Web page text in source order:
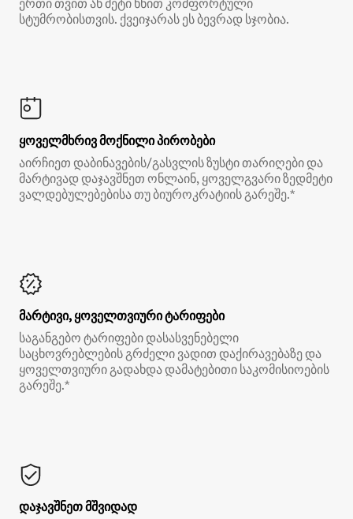
ერთი თვით ან მეტი ხნით კომფორტული
სტუმრობისთვის. ქვეიჯარას ეს ბევრად სჯობია.
ყოველმხრივ მოქნილი პირობები
აირჩიეთ დაბინავების/გასვლის ზუსტი თარიღები და
მარტივად დაჯავშნეთ ონლაინ, ყოველგვარი ზედმეტი
ვალდებულებებისა თუ ბიუროკრატიის გარეშე.*
მარტივი, ყოველთვიური ტარიფები
საგანგებო ტარიფები დასასვენებელი
საცხოვრებლების გრძელი ვადით დაქირავებაზე და
ყოველთვიური გადახდა დამატებითი საკომისიოების
გარეშე.*
დაჯავშნეთ მშვიდად